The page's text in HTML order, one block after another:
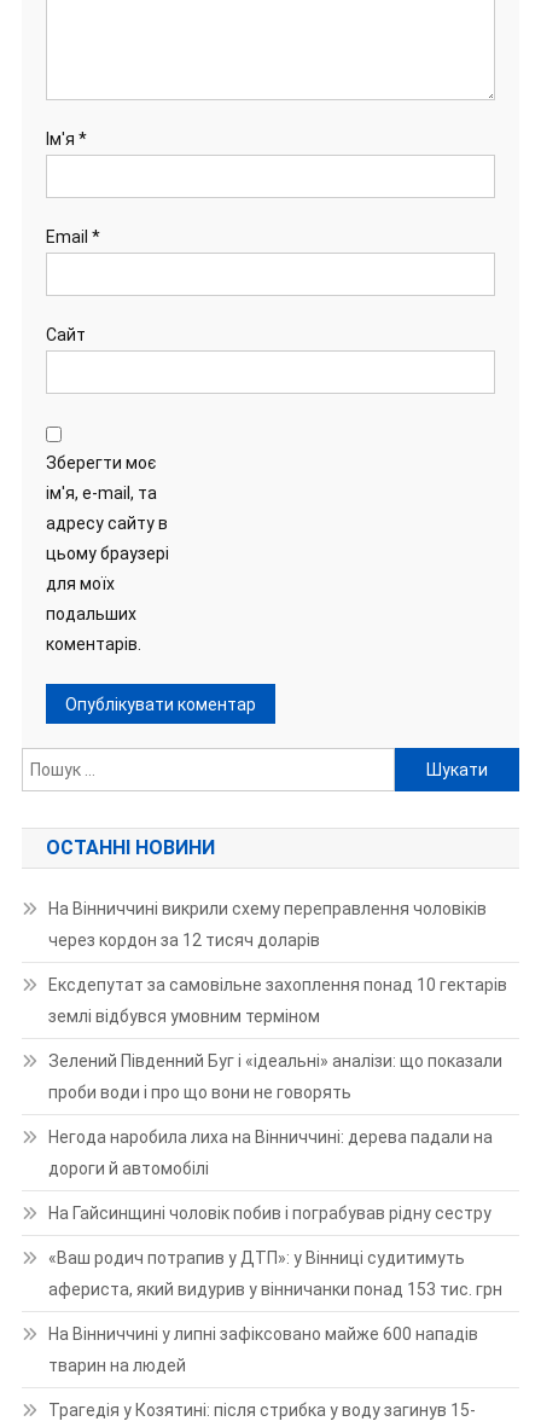
Ім'я *
Email *
Сайт
Зберегти моє
ім'я, e-mail, та
адресу сайту в
цьому браузері
для моїх
подальших
коментарів.
Пошук:
ОСТАННІ НОВИНИ
На Вінниччині викрили схему переправлення чоловіків
через кордон за 12 тисяч доларів
Ексдепутат за самовільне захоплення понад 10 гектарів
землі відбувся умовним терміном
Зелений Південний Буг і «ідеальні» аналізи: що показали
проби води і про що вони не говорять
Негода наробила лиха на Вінниччині: дерева падали на
дороги й автомобілі
На Гайсинщині чоловік побив і пограбував рідну сестру
«Ваш родич потрапив у ДТП»: у Вінниці судитимуть
афериста, який видурив у вінничанки понад 153 тис. грн
На Вінниччині у липні зафіксовано майже 600 нападів
тварин на людей
Трагедія у Козятині: після стрибка у воду загинув 15-